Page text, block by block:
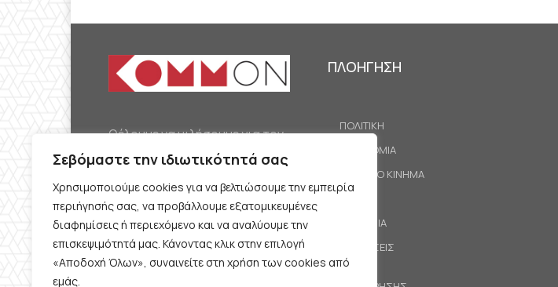
Σεβόμαστε την ιδιωτικότητά σας
Χρησιμοποιούμε cookies για να βελτιώσουμε την εμπειρία
περιήγησής σας, να προβάλλουμε εξατομικευμένες
διαφημίσεις ή περιεχόμενο και να αναλύουμε την
επισκεψιμότητά μας. Κάνοντας κλικ στην επιλογή
«Αποδοχή Όλων», συναινείτε στη χρήση των cookies από
εμάς.
Θέλουμε να μιλήσουμε για τον
κομμουνισμό της εποχής μας,
την αναγκαία αλλά όχι
δεδομένη προοπτική.
Θέλουμε να μιλήσουμε
ταυτόχρονα για την
καθημερινή επιβίωση και τον
ΠΛΟΗΓΗΣΗ
ΠΟΛΙΤΙΚΗ
ΟΙΚΟΝΟΜΙΑ
ΕΡΓΑΤΙΚΟ ΚΙΝΗΜΑ
ΚΟΙΝΩΝΙΑ
ΠΡΟΤΑΣΕΙΣ